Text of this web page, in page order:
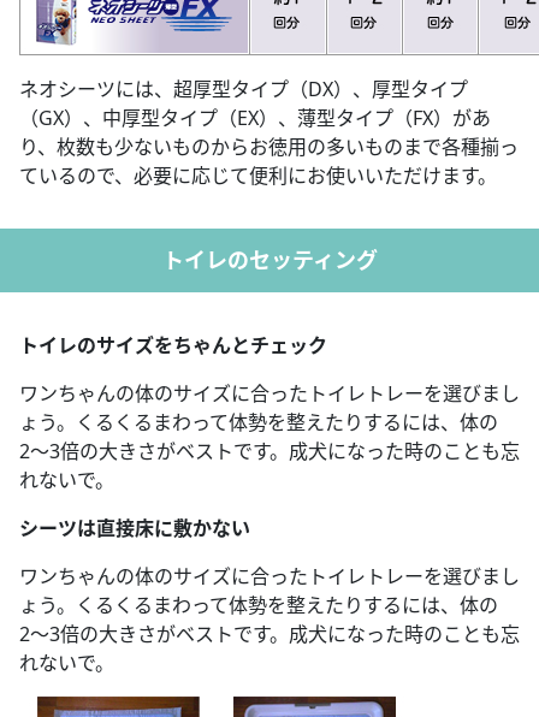
ネオシーツには、超厚型タイプ（DX）、厚型タイプ
（GX）、中厚型タイプ（EX）、薄型タイプ（FX）があ
り、枚数も少ないものからお徳用の多いものまで各種揃っ
ているので、必要に応じて便利にお使いいただけます。
トイレのセッティング
トイレのサイズをちゃんとチェック
ワンちゃんの体のサイズに合ったトイレトレーを選びまし
ょう。くるくるまわって体勢を整えたりするには、体の
2〜3倍の大きさがベストです。成犬になった時のことも忘
れないで。
シーツは直接床に敷かない
ワンちゃんの体のサイズに合ったトイレトレーを選びまし
ょう。くるくるまわって体勢を整えたりするには、体の
2〜3倍の大きさがベストです。成犬になった時のことも忘
れないで。